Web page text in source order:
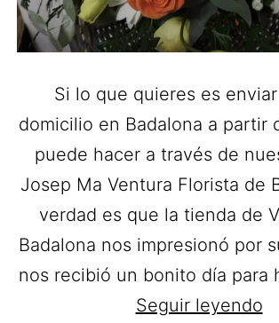
Si lo que quieres es
domicilio en Badalona a partir
puede hacer a través de
Josep Ma Ventura Florista de
verdad es que la tienda de
Badalona nos impresionó por
nos recibió un bonito día para
Seguir leyendo